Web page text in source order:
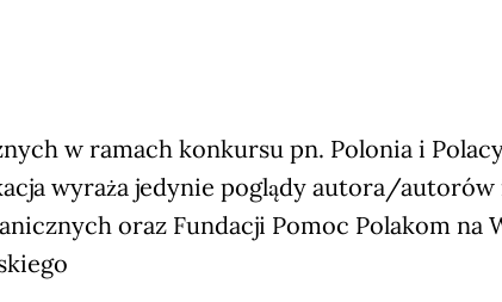
w ramach konkursu pn. Polonia i
wyraża jedynie poglądy autora/autorów
oraz Fundacji Pomoc Polakom na